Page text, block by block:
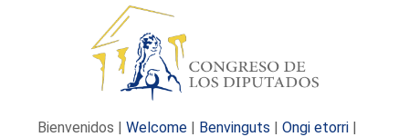
Bienvenidos | Welcome | Benvinguts | Ongi etorri |